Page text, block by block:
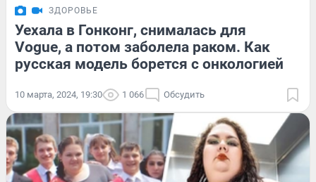
ЗДОРОВЬЕ
Уехала в Гонконг, снималась для
Vogue, а потом заболела раком. Как
русская модель борется с онкологией
10 марта, 2024, 19:30 1 066 Обсудить